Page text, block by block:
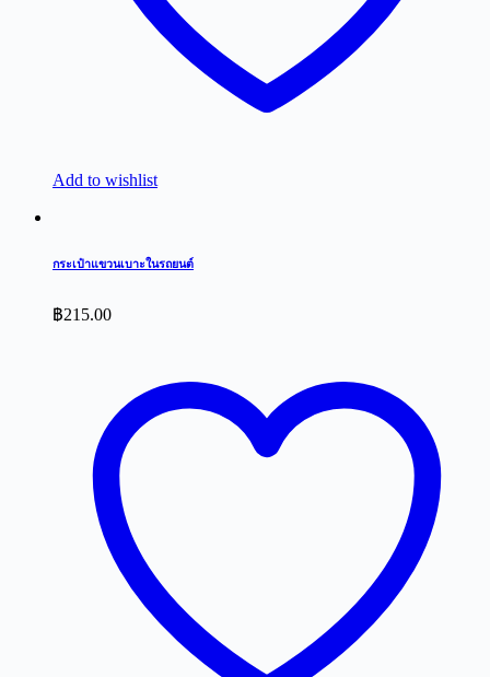
Add to wishlist
กระเป๋าแขวนเบาะในรถยนต์
฿215.00